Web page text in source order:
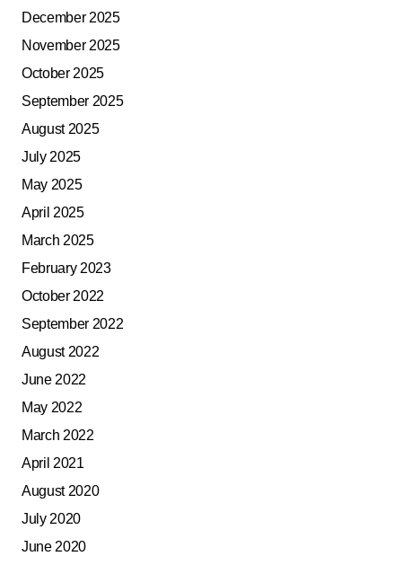
December 2025
November 2025
October 2025
September 2025
August 2025
July 2025
May 2025
April 2025
March 2025
February 2023
October 2022
September 2022
August 2022
June 2022
May 2022
March 2022
April 2021
August 2020
July 2020
June 2020